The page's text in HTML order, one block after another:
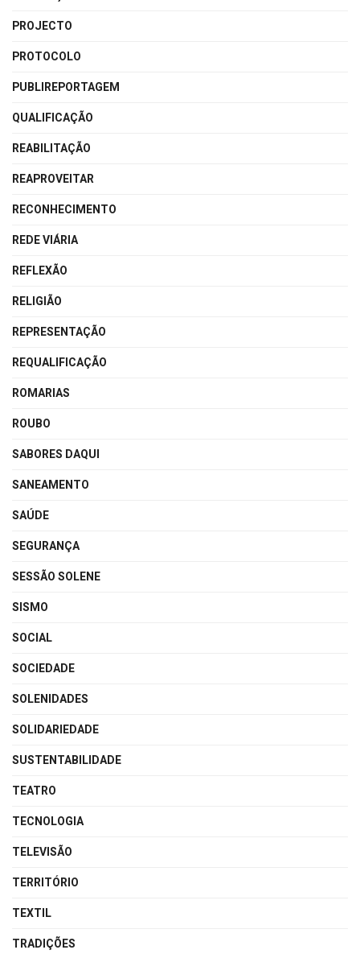
PROJECTO
PROTOCOLO
PUBLIREPORTAGEM
QUALIFICAÇÃO
REABILITAÇÃO
REAPROVEITAR
RECONHECIMENTO
REDE VIÁRIA
REFLEXÃO
RELIGIÃO
REPRESENTAÇÃO
REQUALIFICAÇÃO
ROMARIAS
ROUBO
SABORES DAQUI
SANEAMENTO
SAÚDE
SEGURANÇA
SESSÃO SOLENE
SISMO
SOCIAL
SOCIEDADE
SOLENIDADES
SOLIDARIEDADE
SUSTENTABILIDADE
TEATRO
TECNOLOGIA
TELEVISÃO
TERRITÓRIO
TEXTIL
TRADIÇÕES